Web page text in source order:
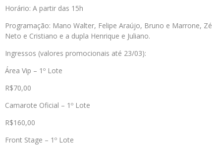
Horário: A partir das 15h
Programação: Mano Walter, Felipe Araújo, Bruno e Marrone, Zé
Neto e Cristiano e a dupla Henrique e Juliano.
Ingressos (valores promocionais até 23/03):
Área Vip – 1º Lote
R$70,00
Camarote Oficial – 1º Lote
R$160,00
Front Stage – 1º Lote